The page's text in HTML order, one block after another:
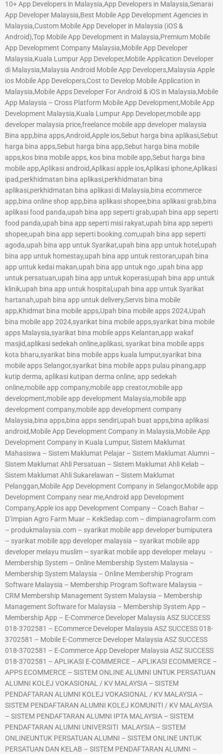
10+ App Developers in Malaysia,App Developers in Malaysia,Senarai
App Developer Malaysia,Best Mobile App Development Agencies in
Malaysia,Custom Mobile App Developer in Malaysia (iOS &
Android),Top Mobile App Development in Malaysia,Premium Mobile
App Development Company Malaysia,Mobile App Developer
Malaysia,Kuala Lumpur App Developer,Mobile Application Developer
di Malaysia,Malaysia Android Mobile App Developers,Malaysia Apple
ios Mobile App Developers,Cost to Develop Mobile Application in
Malaysia,Mobile Apps Developer For Android & iOS in Malaysia,Mobile
App Malaysia – Cross Platform Mobile App Development,Mobile App
Development Malaysia,Kuala Lumpur App Developer,mobile app
developer malaysia price,freelance mobile app developer malaysia
Bina app,bina apps,Android,Apple ios,Sebut harga bina aplikasi,Sebut
harga bina apps,Sebut harga bina app,Sebut harga bina mobile
apps,kos bina mobile apps, kos bina mobile app,Sebut harga bina
mobile app,Aplikasi android,Aplikasi apple ios,Aplikasi iphone,Aplikasi
ipad,perkhidmatan bina aplikasi,perkhidmatan bina
aplikasi,perkhidmatan bina aplikasi di Malaysia,bina ecommerce
app,bina online shop app,bina aplikasi shopee,bina aplikasi grab,bina
aplikasi food panda,upah bina app seperti grab,upah bina app seperti
food panda,upah bina app seperti misi rakyat,upah bina app seperti
shopee,upah bina app seperti booking.com,upah bina app seperti
agoda,upah bina app untuk Syarikat,upah bina app untuk hotel,upah
bina app untuk homestay,upah bina app untuk restoran,upah bina
app untuk kedai makan,upah bina app untuk ngo ,upah bina app
untuk persatuan,upah bina app untuk koperasi,upah bina app untuk
klinik,upah bina app untuk hospital,upah bina app untuk Syarikat
hartanah,upah bina app untuk delivery,Servis bina mobile
app,Khidmat bina mobile apps,Upah bina mobile apps 2024,Upah
bina mobile app 2024,syarikat bina mobile apps,syarikat bina mobile
apps Malaysia,syarikat bina mobile apps Kelantan,app wakaf
masjid,aplikasi sedekah online,aplikasi, syarikat bina mobile apps
kota bharu,syarikat bina mobile apps kuala lumpur,syarikat bina
mobile apps Selangor,syarikat bina mobile apps pulau pinang,app
kutip derma, aplikasi kutipan derma online, app sedekah
online,mobile app company,mobile app creator,mobile app
development,mobile app development Malaysia,mobile app
development company,mobile app development company
Malaysia,bina apps,bina apps sendiri,upah buat apps,bina aplikasi
android,Mobile App Development Company in Malaysia,Mobile App
Development Company in Kuala Lumpur, Sistem Maklumat
Mahasiswa – Sistem Maklumat Pelajar – Sistem Maklumat Alumni –
Sistem Maklumat Ahli Persatuan – Sistem Maklumat Ahli Kelab –
Sistem Maklumat Ahli Sukarelawan – Sistem Maklumat
Pelanggan,Mobile App Development Company in Selangor,Mobile app
Development Company near me,Android app Development
Company,Apple ios app Development Company – Coach Bahar –
D’Impian Agro Farm Muar – KekSedap.com – dimpianagrofarm.com
– produkmalaysia.com – syarikat mobile app developer bumiputera
– syarikat mobile app developer malaysia – syarikat mobile app
developer melayu muslim – syarikat mobile app developer melayu -
Membership System – Online Membership System Malaysia –
Membership System Malaysia – Online Membership Program
Software Malaysia – Membership Program Software Malaysia –
CRM Membership Management System Malaysia – Membership
Management Software for Malaysia – Membership System App –
Membership App – E-Commerce Developer Malaysia ASZ SUCCESS
018-3702581 – ECommerce Developer Malaysia ASZ SUCCESS 018-
3702581 – Mobile E-Commerce Developer Malaysia ASZ SUCCESS
018-3702581 – E-Commerce App Developer Malaysia ASZ SUCCESS
018-3702581 – APLIKASI E-COMMERCE – APLIKASI ECOMMERCE –
APPS ECOMMERCE – SISTEM ONLINE ALUMNI UNTUK PERSATUAN
ALUMNI KOLEJ VOKASIONAL / KV MALAYSIA – SISTEM
PENDAFTARAN ALUMNI KOLEJ VOKASIONAL / KV MALAYSIA –
SISTEM PENDAFTARAN ALUMNI KOLEJ KOMUNITI / KV MALAYSIA
– SISTEM PENDAFTARAN ALUMNI IPTA MALAYSIA – SISTEM
PENDAFTARAN ALUMNI UNIVERSITI MALAYSIA – SISTEM
ONLINEUNTUK PERSATUAN ALUMNI – SISTEM ONLINE UNTUK
PERSATUAN DAN KELAB – SISTEM PENDAFTARAN ALUMNI –